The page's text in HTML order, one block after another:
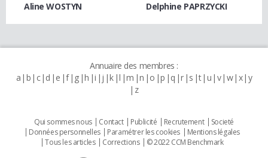
Aline WOSTYN Delphine PAPRZYCKI
Annuaire des membres :
a b c d e f g h i j k l m n o p q r s t u v w x y
z
Qui sommes nous Contact Publicité Recrutement
Societé
Données personnelles
Paramétrer les cookies
Mentions légales
Tous les articles
Corrections © 2022 CCM Benchmark